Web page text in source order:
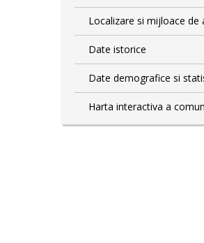
Localizare si mijloace de
Date istorice
Date demografice si
Harta interactiva a